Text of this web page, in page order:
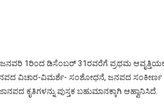
1ರಿಂದ ಡಿಸೆಂಬರ್ 31ರವರೆಗೆ ಪ್ರಥಮ
ವಿಚಾರ-ವಿಮರ್ಶೆ- ಸಂಶೋಧನೆ, ಜನಪದ ಸಂಕೀರ್ಣ ಈ
ಕೃತಿಗಳನ್ನು ಪುಸ್ತಕ ಬಹುಮಾನಕ್ಕಾಗಿ ಆಹ್ವಾನಿಸಿದೆ.